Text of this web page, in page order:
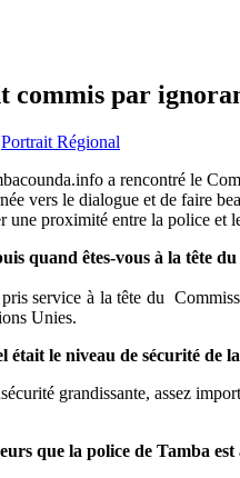
commis par
Portrait Régional
a rencontré le
vers le dialogue et de faire
une proximité entre la police et
quand êtes-vous à la tête
pris service à la tête du
Unies.
était le niveau de sécurité de
grandissante, assez
que la police de Tamba est